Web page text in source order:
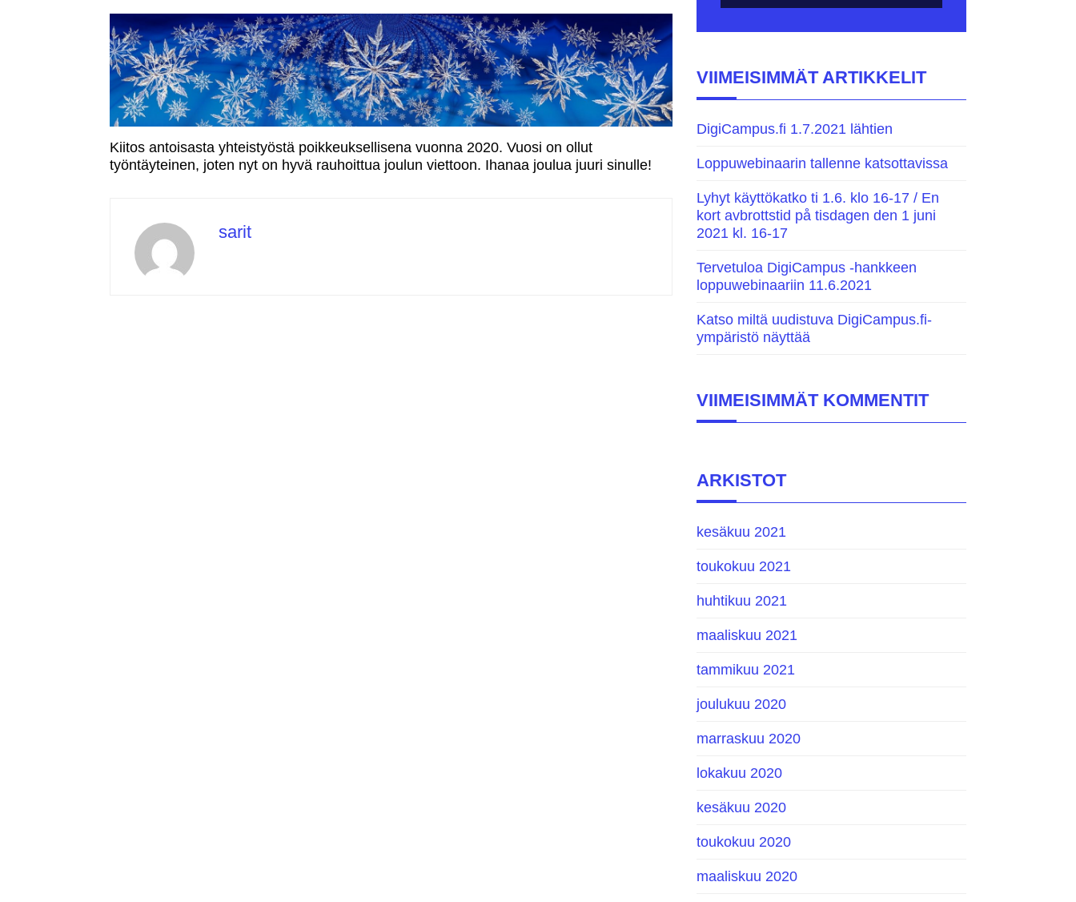
5.5.2021
Digitaalinen saavutettavuus
korkeakoulussa -webinaari 21.5.2021
29.6.2021 DigiCampus.fi 1.7.2021 lähtien
ja
onnellista
uutta
vuotta
2021!
Kiitos antoisasta yhteistyöstä poikkeuksellisena vuonna 2020. Vuosi on ollut
työntäyteinen, joten nyt on hyvä rauhoittua joulun viettoon. Ihanaa joulua juuri sinulle!
sarit
VIIMEISIMMÄT ARTIKKELIT
DigiCampus.fi 1.7.2021 lähtien
Loppuwebinaarin tallenne katsottavissa
Lyhyt käyttökatko ti 1.6. klo 16-17 / En
kort avbrottstid på tisdagen den 1 juni
2021 kl. 16-17
Tervetuloa DigiCampus -hankkeen
loppuwebinaariin 11.6.2021
Katso miltä uudistuva DigiCampus.fi-
ympäristö näyttää
VIIMEISIMMÄT KOMMENTIT
ARKISTOT
kesäkuu 2021
toukokuu 2021
huhtikuu 2021
maaliskuu 2021
tammikuu 2021
joulukuu 2020
marraskuu 2020
lokakuu 2020
kesäkuu 2020
toukokuu 2020
maaliskuu 2020